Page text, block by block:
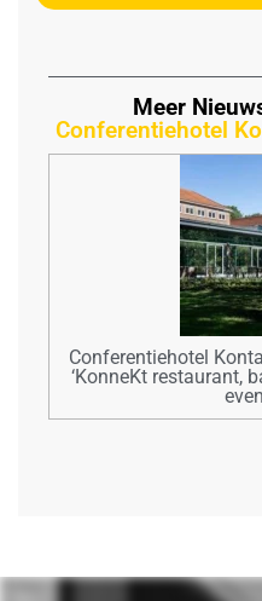
Meer
Conferentiehotel
Conferentiehotel
‘KonneKt restaurant,